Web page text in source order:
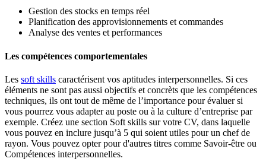
Gestion des stocks en temps réel
Planification des approvisionnements et commandes
Analyse des ventes et performances
Les compétences comportementales
Les soft skills caractérisent vos aptitudes interpersonnelles. Si ces
éléments ne sont pas aussi objectifs et concrèts que les compétences
techniques, ils ont tout de même de l’importance pour évaluer si
vous pourrez vous adapter au poste ou à la culture d’entreprise par
exemple. Créez une section Soft skills sur votre CV, dans laquelle
vous pouvez en inclure jusqu’à 5 qui soient utiles pour un chef de
rayon. Vous pouvez opter pour d'autres titres comme Savoir-être ou
Compétences interpersonnelles.